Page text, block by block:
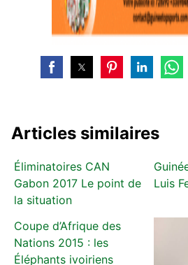
Articles similaires
Éliminatoires CAN
Gabon 2017 Le point de
la situation
Luis
Coupe d’Afrique des
Nations 2015 : les
Éléphants ivoiriens